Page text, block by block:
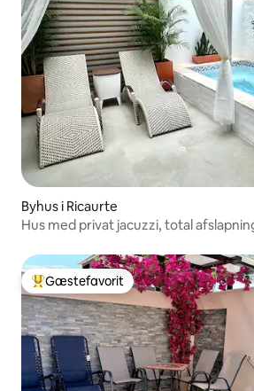
Byhus i Ricaurte
Hus med privat jacuzzi, total
Bedste gæstefavorit
Gæstefavorit